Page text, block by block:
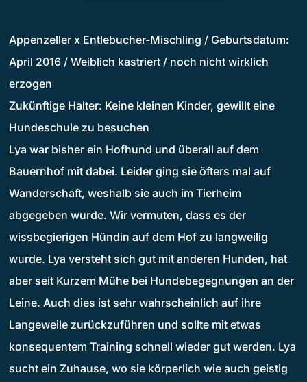
Appenzeller x Entlebucher-Mischling / Geburtsdatum:
April 2016 / Weiblich kastriert / noch nicht wirklich
erzogen
Zukünftige Halter: Keine kleinen Kinder, gewillt eine
Hundeschule zu besuchen
Lya war bisher ein Hofhund und überall auf dem
Bauernhof mit dabei. Leider ging sie öfters mal auf
Wanderschaft, weshalb sie auch im Tierheim
abgegeben wurde. Wir vermuten, dass es der
wissbegierigen Hündin auf dem Hof zu langweilig
wurde. Lya versteht sich gut mit anderen Hunden, hat
aber seit Kurzem Mühe bei Hundebegegnungen an der
Leine. Auch dies ist sehr wahrscheinlich auf ihre
Langeweile zurückzuführen und sollte mit etwas
konsequentem Training schnell wieder gut werden. Lya
sucht ein Zuhause, wo sie körperlich wie auch geistig